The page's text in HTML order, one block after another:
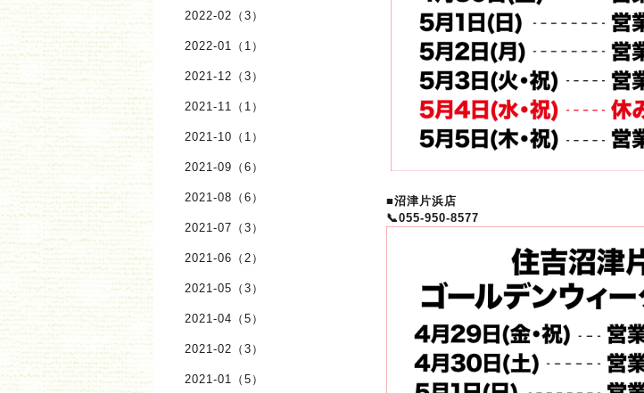
■沼津片浜店
📞055-950-8577
2022-02（3）
2022-01（1）
2021-12（3）
2021-11（1）
2021-10（1）
2021-09（6）
2021-08（6）
2021-07（3）
2021-06（2）
2021-05（3）
2021-04（5）
2021-02（3）
2021-01（5）